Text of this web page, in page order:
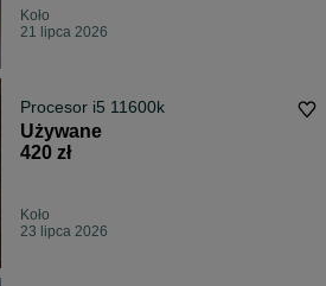
Koło
21 lipca 2026
Procesor i5 11600k
Używane
420 zł
Koło
23 lipca 2026